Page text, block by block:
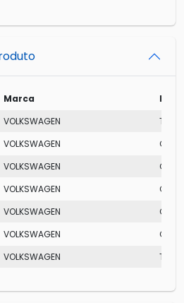
Marca
VOLKSWAGEN
VOLKSWAGEN
CS
VOLKSWAGEN
CE
VOLKSWAGEN
CL CE
VOLKSWAGEN
VOLKSWAGEN
VOLKSWAGEN